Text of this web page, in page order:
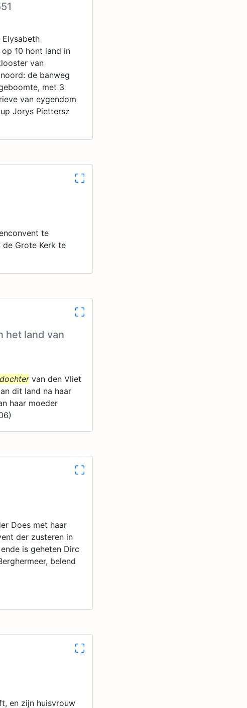
10 hont land in
van
de banweg
met 3
van eygendom
Jorys Piettersz
te
de Grote Kerk te
het land van
van den Vliet
dit land na haar
haar moeder
Does met haar
der zusteren in
is geheten Dirc
belend
en zijn huisvrouw